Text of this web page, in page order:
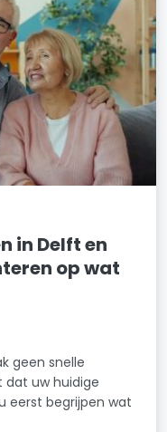
in Delft en
op wat
geen snelle
dat uw huidige
eerst begrijpen wat